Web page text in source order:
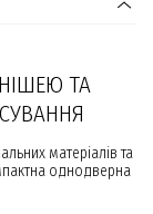
ТА
матеріалів та
однодверна